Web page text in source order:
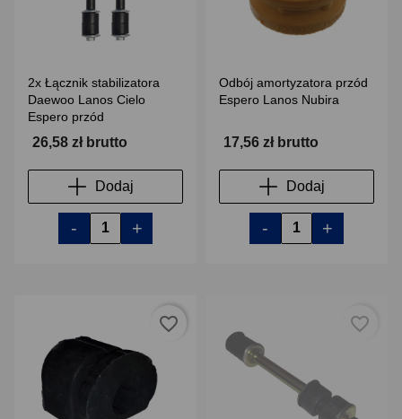
2x Łącznik stabilizatora
Daewoo Lanos Cielo
Espero przód
26,58 zł brutto
Dodaj
- +
Odbój amortyzatora przód
Espero Lanos Nubira
17,56 zł brutto
Dodaj
- +
favorite_border favorite_border